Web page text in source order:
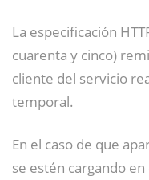
La especificación
cuarenta y cinco)
cliente del servicio
temporal.
En el caso de que
se estén cargando